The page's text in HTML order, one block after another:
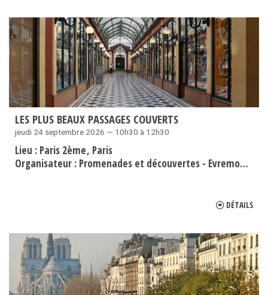
LES PLUS BEAUX PASSAGES COUVERTS
jeudi 24 septembre 2026 — 10h30 à 12h30
Lieu : Paris 2ème Paris
Organisateur : Promenades et découvertes - Evremond Bac
DÉTAILS